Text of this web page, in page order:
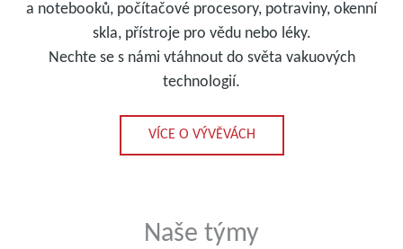
a notebooků, počítačové procesory, potraviny, okenní
skla, přístroje pro vědu nebo léky.
Nechte se s námi vtáhnout do světa vakuových
technologií.
VÍCE O VÝVĚVÁCH
Naše týmy